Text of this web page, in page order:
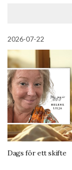
2026-07-22
Dags för ett skifte